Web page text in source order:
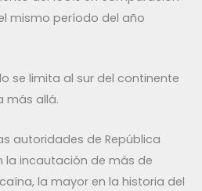
mismo período del año
se limita al sur del continente
más allá.
autoridades de República
la incautación de más de
la mayor en la historia del